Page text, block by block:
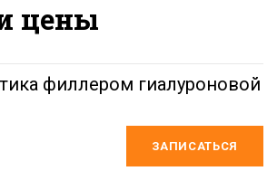
цены
филлером гиалуроновой
ЗАПИСАТЬСЯ